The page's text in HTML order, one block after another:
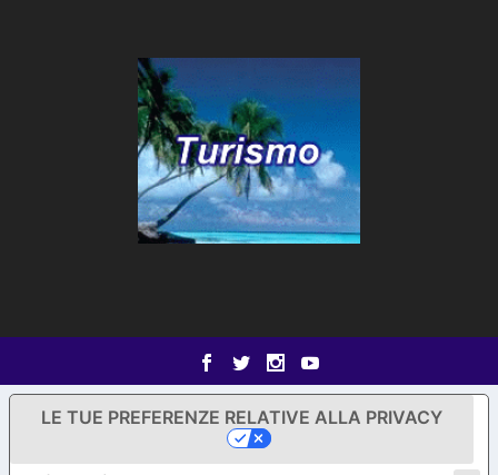
LE TUE PREFERENZE RELATIVE ALLA PRIVACY